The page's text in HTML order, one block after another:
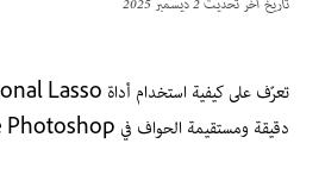
دقيقة ومستقيمة الحواف في Adobe Photoshop.